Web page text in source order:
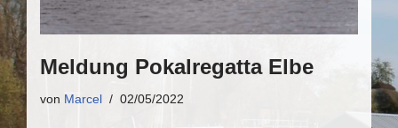
Meldung Pokalregatta Elbe
von Marcel 02/05/2022